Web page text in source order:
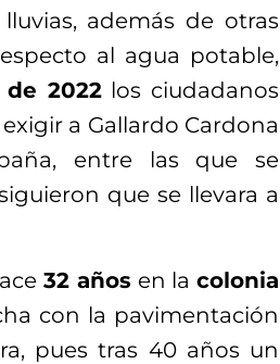
además de otras
al agua potable,
2022los ciudadanos
a Gallardo Cardona
entre las que se
que se llevara a
32 años en lacolonia
con la pavimentación
pues tras 40 años un